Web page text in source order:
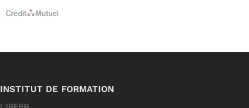
INSTITUT DE FORMATION